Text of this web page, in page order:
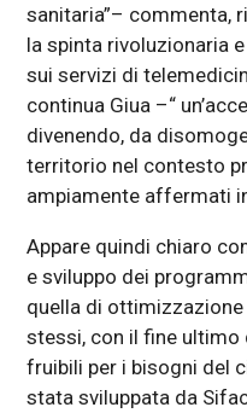
sanitaria”– commenta,
la spinta rivoluzionaria
sui servizi di
continua Giua –“
divenendo, da
territorio nel contesto
ampiamente affermati
Appare quindi chiaro
e sviluppo dei
quella di
stessi, con il fine ultimo
fruibili per i bisogni del
stata sviluppata da